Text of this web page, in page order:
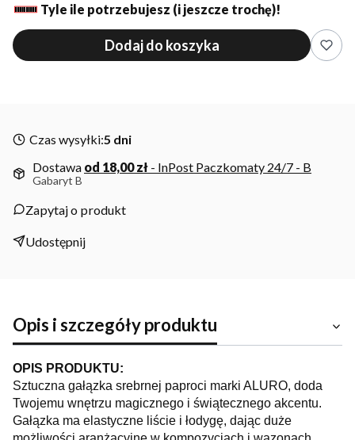
Tyle ile potrzebujesz (i jeszcze trochę)!
Dodaj do koszyka
Czas wysyłki:5 dni
Dostawa od 18,00 zł - InPost Paczkomaty 24/7 - B
Gabaryt B
Zapytaj o produkt
Udostępnij
Opis i szczegóły produktu
OPIS PRODUKTU:
Sztuczna gałązka srebrnej paproci marki ALURO, doda
Twojemu wnętrzu magicznego i świątecznego akcentu.
Gałązka ma elastyczne liście i łodygę, dając duże